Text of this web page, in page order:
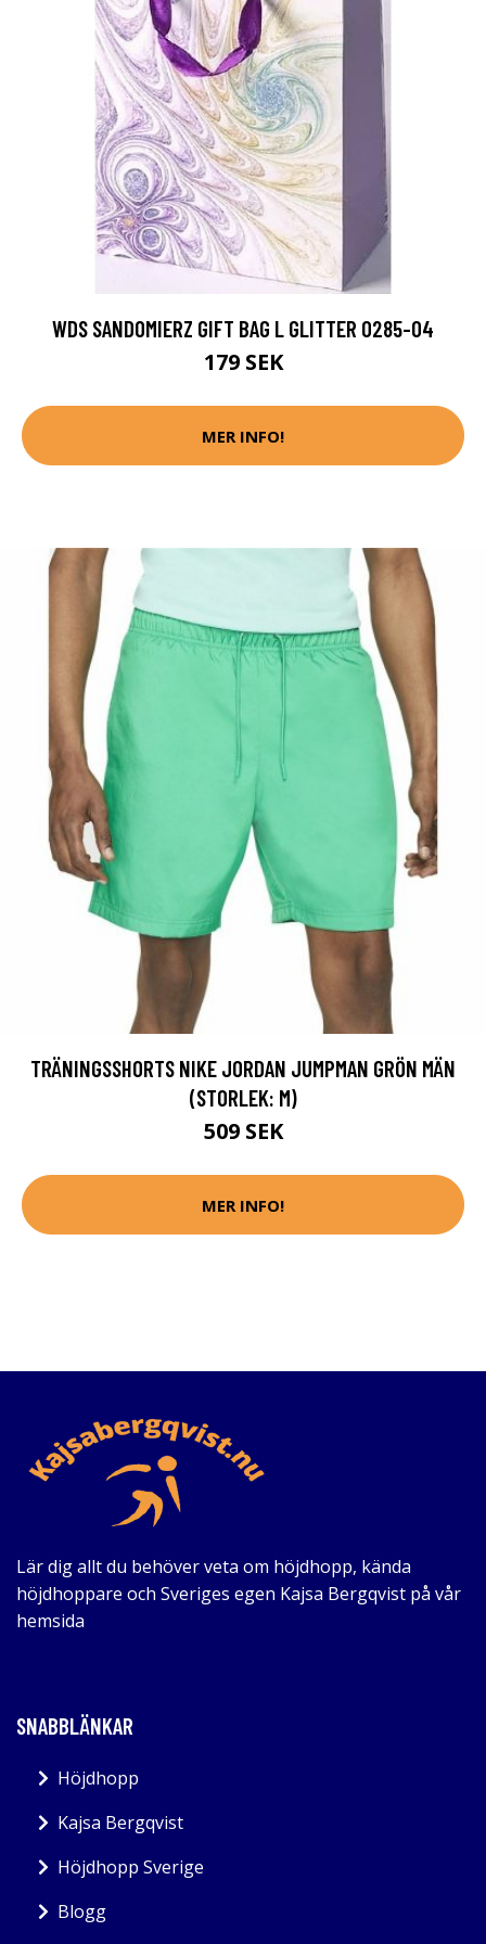
WDS SANDOMIERZ GIFT BAG L GLITTER 0285-04
179 SEK
MER INFO!
TRÄNINGSSHORTS NIKE JORDAN JUMPMAN GRÖN MÄN
(STORLEK: M)
509 SEK
MER INFO!
Lär dig allt du behöver veta om höjdhopp, kända
höjdhoppare och Sveriges egen Kajsa Bergqvist på vår
hemsida
SNABBLÄNKAR
Höjdhopp
Kajsa Bergqvist
Höjdhopp Sverige
Blogg